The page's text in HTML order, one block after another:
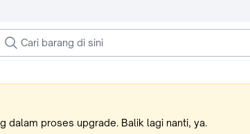
dalam proses upgrade. Balik lagi nanti, ya.